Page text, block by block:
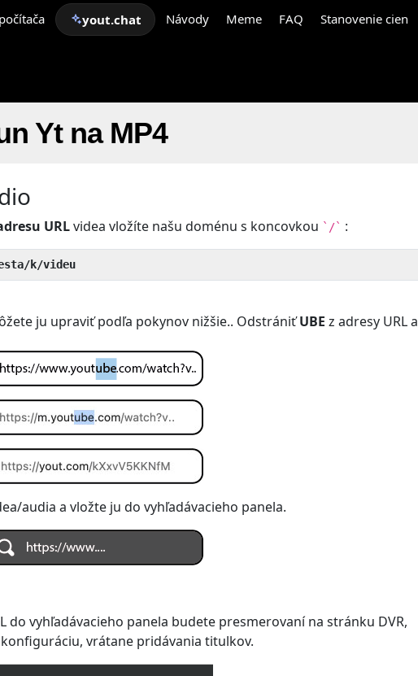
yout.chat Návody Meme FAQ Stanovenie cien
Yt na MP4
URLvidea vložíte našu doménu s koncovkou `/` :
k/videu
ju upraviť podľa pokynov nižšie.. OdstrániťUBE z adresy URL a
audia a vložte ju do vyhľadávacieho panela.
do vyhľadávacieho panela budete presmerovaní na stránku DVR,
vrátane pridávania titulkov.